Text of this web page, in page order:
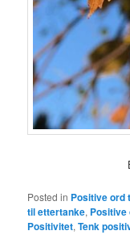
Posted in Positive ord
til ettertanke,
Positivitet,Tenk